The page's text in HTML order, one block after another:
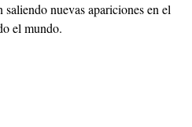
nuevas apariciones en el
el mundo.